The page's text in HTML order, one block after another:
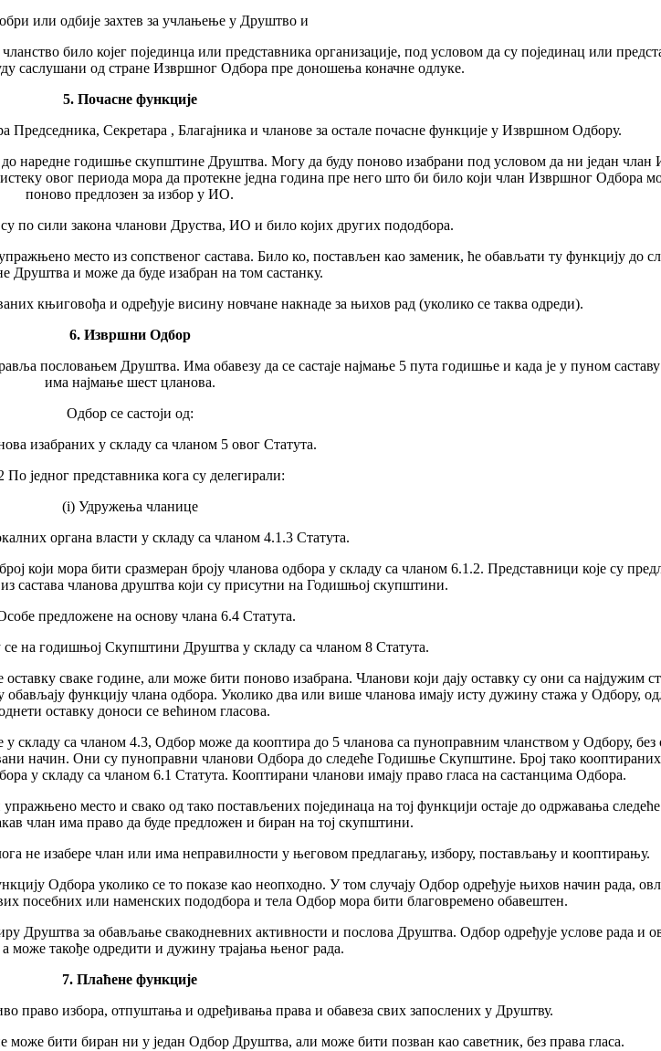
или одбије захтев за учлањење у Друштво и
било којег појединца или представника организације, под условом да су појединац или
саслушани од стране Извршног Одбора пре доношења коначне одлуке.
5. Почасне функције
Секретара , Благајника и чланове за остале почасне функције у Извршном Одбору.
наредне годишње скупштине Друштва. Могу да буду поново изабрани под условом да ни један члан
овог периода мора да протекне једна година пре него што би било који члан Извршног Одбора
поново предлозен за избор у ИО.
по сили закона чланови Друства, ИО и било којих других пододбора.
место из сопственог састава. Било ко, постављен као заменик, ће обављати ту функцију до
Друштва и може да буде изабран на том састанку.
књиговођа и одређује висину новчане накнаде за њихов рад (уколико се таква одреди).
6. Извршни Одбор
пословањем Друштва. Има обавезу да се састаје најмање 5 пута годишње и када је у пуном
има најмање шест цланова.
Одбор се састоји од:
изабраних у складу са чланом 5 овог Статута.
По једног представника кога су делегирали:
(i) Удружења чланице
органа власти у складу са чланом 4.1.3 Статута.
који мора бити сразмеран броју чланова одбора у складу са чланом 6.1.2. Представници које су
састава чланова друштва који су присутни на Годишњој скупштини.
предложене на основу члана 6.4 Статута.
на годишњој Скупштини Друштва у складу са чланом 8 Статута.
сваке године, али може бити поново изабрана. Чланови који дају оставку су они са најдужим
функцију члана одбора. Уколико два или више чланова имају исту дужину стажа у Одбору,
оставку доноси се већином гласова.
складу са чланом 4.3, Одбор може да кооптира до 5 чланова са пуноправним чланством у Одбору, без
начин. Они су пуноправни чланови Одбора до следеће Годишње Скупштине. Број тако
у складу са чланом 6.1 Статута. Кооптирани чланови имају право гласа на састанцима Одбора.
место и свако од тако постављених појединаца на тој функцији остаје до одржавања
члан има право да буде предложен и биран на тој скупштини.
не изабере члан или има неправилности у његовом предлагању, избору, постављању и кооптирању.
Одбора уколико се то показе као неопходно. У том случају Одбор одређује њихов начин рада,
посебних или наменских пододбора и тела Одбор мора бити благовремено обавештен.
Друштва за обављање свакодневних активности и послова Друштва. Одбор одређује услове рада и
а може такође одредити и дужину трајања њеног рада.
7. Плаћене функције
право избора, отпуштања и одређивања права и обавеза свих запослених у Друштву.
бити биран ни у један Одбор Друштва, али може бити позван као саветник, без права гласа.